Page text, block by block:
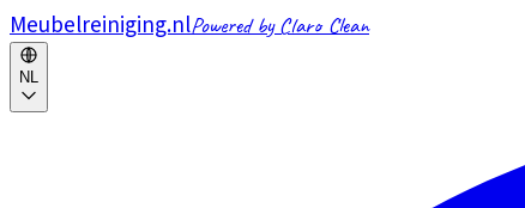
Meubelreiniging.nlPowered by Claro Clean
NL